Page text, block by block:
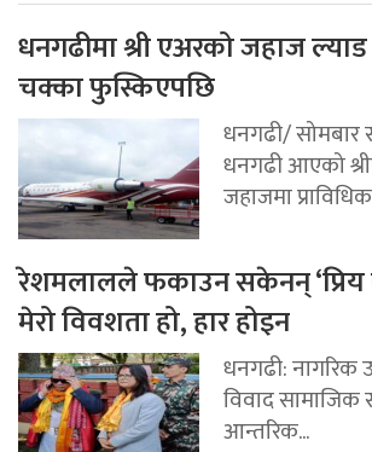
धनगढीमा श्री एअरको जहाज
चक्का फुस्किएपछि
धनगढी/ सोमबार
धनगढी आएको
जहाजमा
रेशमलालले फकाउन सकेनन् ‘प्रिय
मेरो विवशता हो, हार होइन
धनगढी: नागरिक
विवाद सामाजिक
आन्तरिक...